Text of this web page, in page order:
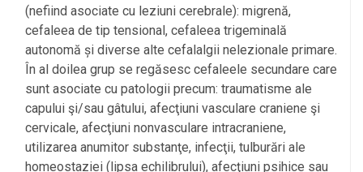
(nefiind asociate cu leziuni cerebrale): migrenă,
cefaleea de tip tensional, cefaleea trigeminală
autonomă și diverse alte cefalalgii nelezionale primare.
În al doilea grup se regăsesc cefaleele secundare care
sunt asociate cu patologii precum: traumatisme ale
capului şi/sau gâtului, afecţiuni vasculare craniene şi
cervicale, afecţiuni nonvasculare intracraniene,
utilizarea anumitor substanţe, infecţii, tulburări ale
homeostaziei (lipsa echilibrului), afecţiuni psihice sau